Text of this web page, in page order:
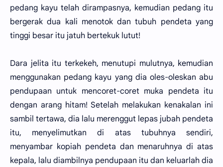
pedang kayu telah dirampasnya, kemudian pedang itu
bergerak dua kali menotok dan tubuh pendeta yang
tinggi besar itu jatuh bertekuk lutut!
Dara jelita itu terkekeh, menutupi mulutnya, kemudian
menggunakan pedang kayu yang dia oles-oleskan abu
pendupaan untuk mencoret-coret muka pendeta itu
dengan arang hitam! Setelah melakukan kenakalan ini
sambil tertawa, dia lalu merenggut lepas jubah pendeta
itu, menyelimutkan di atas tubuhnya sendiri,
menyambar kopiah pendeta dan menaruhnya di atas
kepala, lalu diambilnya pendupaan itu dan keluarlah dia